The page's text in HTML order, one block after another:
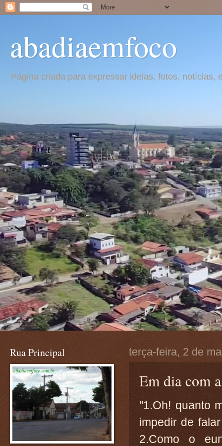
abadiaemfoco
Página criada para expressar ideias, fotos,
terça-feira, 2 de
Em dia com
"1.Oh! quanto
impedir de
2.Como o
Rua Principal